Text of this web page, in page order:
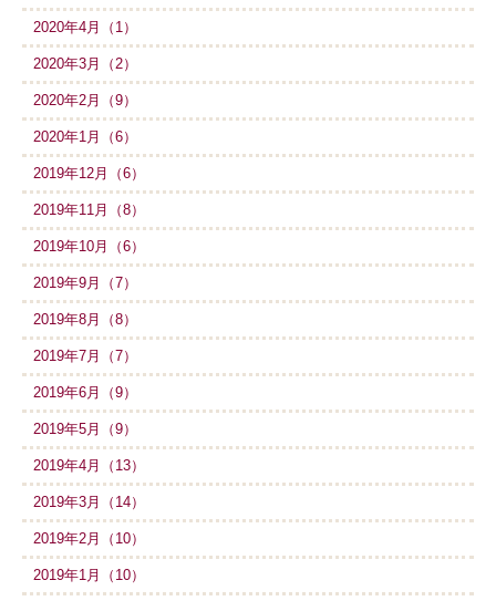
2020年4月（1）
2020年3月（2）
2020年2月（9）
2020年1月（6）
2019年12月（6）
2019年11月（8）
2019年10月（6）
2019年9月（7）
2019年8月（8）
2019年7月（7）
2019年6月（9）
2019年5月（9）
2019年4月（13）
2019年3月（14）
2019年2月（10）
2019年1月（10）